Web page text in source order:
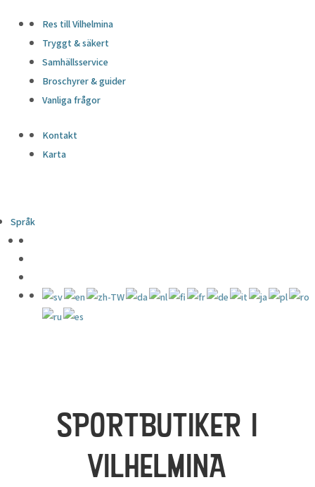
Res till Vilhelmina
Tryggt & säkert
Samhällsservice
Broschyrer & guider
Vanliga frågor
Kontakt
Karta
Språk
SPORTBUTIKER I
VILHELMINA